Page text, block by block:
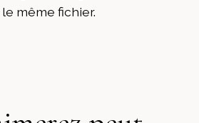
même fichier.